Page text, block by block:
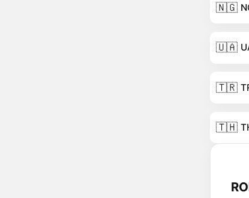
🇳🇬
🇺🇦
🇹🇷
🇹🇭